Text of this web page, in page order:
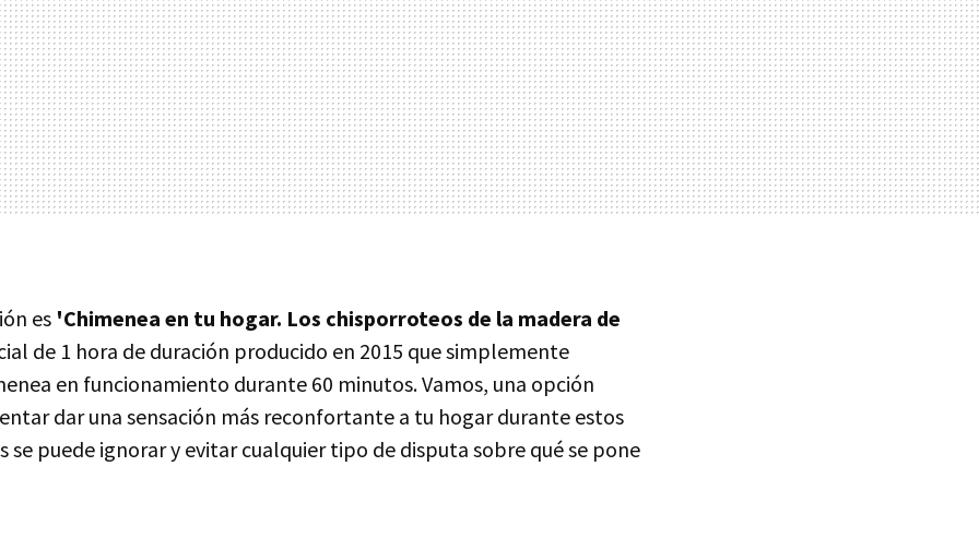
es 'Chimenea en tu hogar. Los chisporroteos de la madera de
de 1 hora de duración producido en 2015 que simplemente
en funcionamiento durante 60 minutos. Vamos, una opción
dar una sensación más reconfortante a tu hogar durante estos
se puede ignorar y evitar cualquier tipo de disputa sobre qué se pone